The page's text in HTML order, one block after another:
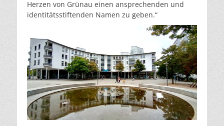
Herzen von Grünau einen ansprechenden und
identitätsstiftenden Namen zu geben.“